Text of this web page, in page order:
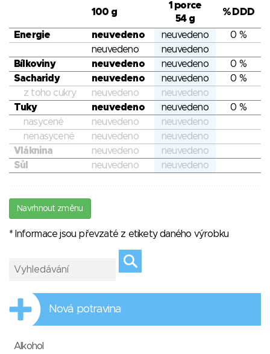
100 g
1 porce
54 g
% DDD
Energie neuvedeno neuvedeno
0 %
neuvedeno
neuvedeno
Bílkoviny
neuvedeno neuvedeno
0 %
Sacharidy
neuvedeno neuvedeno
0 %
z toho cukry
neuvedeno
neuvedeno
Tuky
neuvedeno neuvedeno
0 %
nasycené
neuvedeno
neuvedeno
nenasycené
neuvedeno
neuvedeno
Vláknina
neuvedeno
neuvedeno
Sůl
neuvedeno neuvedeno
Navrhnout změnu
* Informace jsou převzaté z etikety daného výrobku
Nová potravina
Alkohol